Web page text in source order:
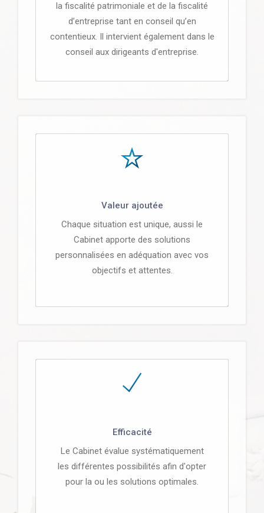
la fiscalité patrimoniale et de la fiscalité
d’entreprise tant en conseil qu’en
contentieux. Il intervient également dans le
conseil aux dirigeants d'entreprise.
Valeur ajoutée
Chaque situation est unique, aussi le
Cabinet apporte des solutions
personnalisées en adéquation avec vos
objectifs et attentes.
Efficacité
Le Cabinet évalue systématiquement
les différentes possibilités afin d'opter
pour la ou les solutions optimales.